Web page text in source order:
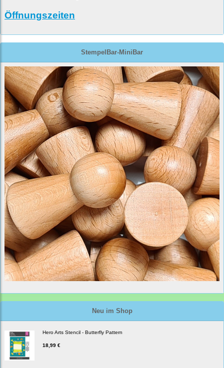
Öffnungszeiten
StempelBar-MiniBar
Neu im Shop
Hero Arts Stencil - Butterfly Pattern
18,99 €